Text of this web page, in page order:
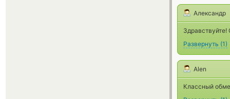
Александр
Развернуть (1)
Alen
Классный